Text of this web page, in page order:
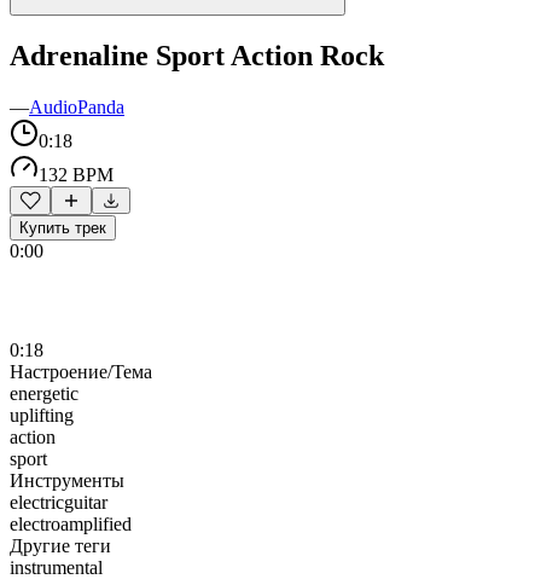
Adrenaline Sport Action Rock
—AudioPanda
0:18
132 BPM
Купить трек
0:00
0:18
Настроение/Тема
energetic
uplifting
action
sport
Инструменты
electricguitar
electroamplified
Другие теги
instrumental